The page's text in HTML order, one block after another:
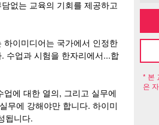
* 본
은
없는 교육의 기회를 제공하고
이미디어는 국가에서 인정한
수업과 시험을 한자리에서...합
에 대한 열의, 그리고 실무에
무에 강해야만 합니다. 하이미
됩니다.